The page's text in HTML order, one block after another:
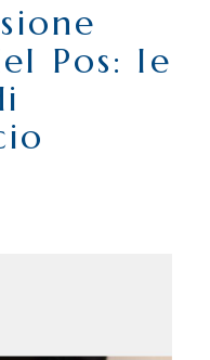
Pos: le